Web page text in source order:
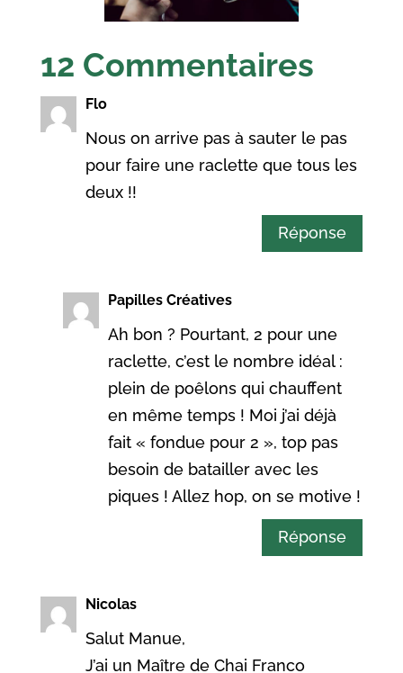
12 Commentaires
Flo
Nous on arrive pas à sauter le pas
pour faire une raclette que tous les
deux !!
Réponse
Papilles Créatives
Ah bon ? Pourtant, 2 pour une
raclette, c’est le nombre idéal :
plein de poêlons qui chauffent
en même temps ! Moi j’ai déjà
fait « fondue pour 2 », top pas
besoin de batailler avec les
piques ! Allez hop, on se motive !
Réponse
Nicolas
Salut Manue,
J’ai un Maître de Chai Franco